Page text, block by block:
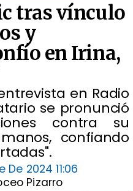
tras vínculo
y
en Irina,
en Radio
se pronunció
contra su
confiando
2024 11:06
Pizarro